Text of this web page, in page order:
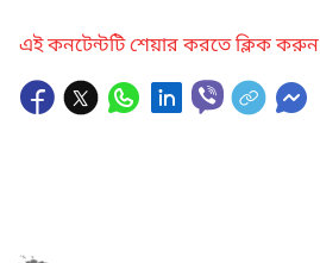
এই কনটেন্টটি শেয়ার করতে ক্লিক করুন